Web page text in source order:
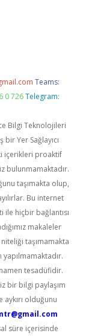
Teams:
0 726 Telegram:
Bilgi Teknolojileri
Yer Sağlayıcı
içerikleri proaktif
bulunmamaktadır.
taşımakta olup,
Bu internet
ile hiçbir bağlantısı
makaleler
taşımamakta
tesadüfidir.
bir bilgi paylaşım
olduğunu
süre içerisinde